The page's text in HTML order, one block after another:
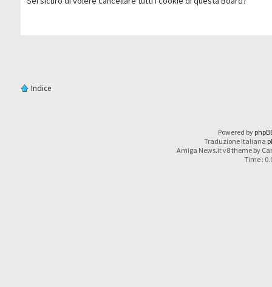
Indice
Powered by
Traduzione Italiana
Amiga News.it v8 theme by
Time :